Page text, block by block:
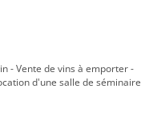
- Vente de vins à emporter -
d'une salle de séminaire